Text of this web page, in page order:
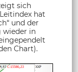
sich
hat
und der
wieder in
Chart).